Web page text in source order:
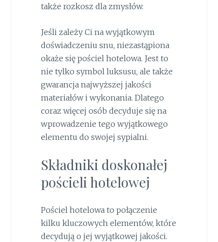
także rozkosz dla zmysłów.
Jeśli zależy Ci na wyjątkowym
doświadczeniu snu, niezastąpiona
okaże się pościel hotelowa. Jest to
nie tylko symbol luksusu, ale także
gwarancja najwyższej jakości
materiałów i wykonania. Dlatego
coraz więcej osób decyduje się na
wprowadzenie tego wyjątkowego
elementu do swojej sypialni.
Składniki doskonałej
pościeli hotelowej
Pościel hotelowa to połączenie
kilku kluczowych elementów, które
decydują o jej wyjątkowej jakości.